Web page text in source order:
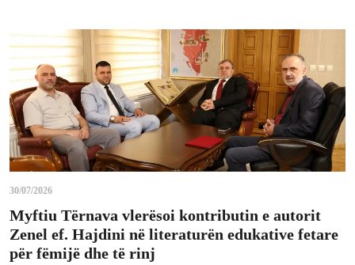
30/07/2026
Myftiu Tërnava vlerësoi kontributin e autorit
Zenel ef. Hajdini në literaturën edukative fetare
për fëmijë dhe të rinj